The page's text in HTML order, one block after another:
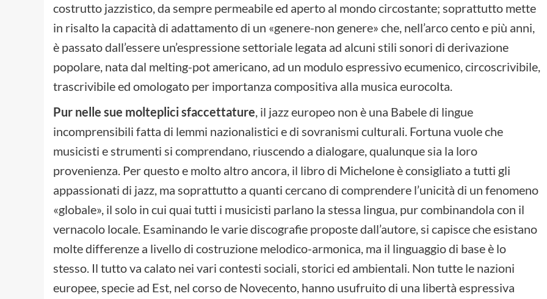
costrutto jazzistico, da sempre permeabile ed aperto al mondo circostante; soprattutto mette
in risalto la capacità di adattamento di un «genere-non genere» che, nell’arco cento e più anni,
è passato dall’essere un’espressione settoriale legata ad alcuni stili sonori di derivazione
popolare, nata dal melting-pot americano, ad un modulo espressivo ecumenico, circoscrivibile,
trascrivibile ed omologato per importanza compositiva alla musica eurocolta.
Pur nelle sue molteplici sfaccettature, il jazz europeo non è una Babele di lingue
incomprensibili fatta di lemmi nazionalistici e di sovranismi culturali. Fortuna vuole che
musicisti e strumenti si comprendano, riuscendo a dialogare, qualunque sia la loro
provenienza. Per questo e molto altro ancora, il libro di Michelone è consigliato a tutti gli
appassionati di jazz, ma soprattutto a quanti cercano di comprendere l’unicità di un fenomeno
«globale», il solo in cui quai tutti i musicisti parlano la stessa lingua, pur combinandola con il
vernacolo locale. Esaminando le varie discografie proposte dall’autore, si capisce che esistano
molte differenze a livello di costruzione melodico-armonica, ma il linguaggio di base è lo
stesso. Il tutto va calato nei vari contesti sociali, storici ed ambientali. Non tutte le nazioni
europee, specie ad Est, nel corso de Novecento, hanno usufruito di una libertà espressiva